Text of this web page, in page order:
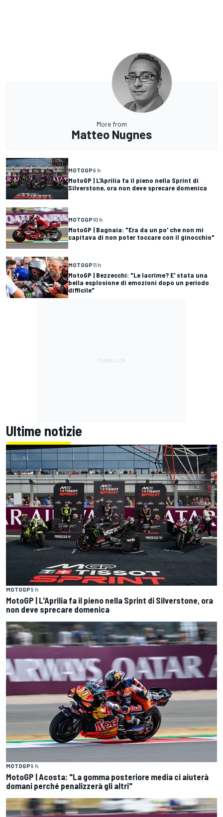
More from
Matteo Nugnes
MOTOGP9 h
MotoGP | L'Aprilia fa il pieno nella Sprint di
Silverstone, ora non deve sprecare domenica
MOTOGP10 h
MotoGP | Bagnaia: "Era da un po' che non mi
capitava di non poter toccare con il ginocchio"
MOTOGP11 h
MotoGP | Bezzecchi: "Le lacrime? E' stata una
bella esplosione di emozioni dopo un periodo
difficile"
Ultime notizie
MOTOGP9 h
MotoGP | L'Aprilia fa il pieno nella Sprint di Silverstone, ora
non deve sprecare domenica
MOTOGP9 h
MotoGP | Acosta: "La gomma posteriore media ci aiuterà
domani perché penalizzerà gli altri"